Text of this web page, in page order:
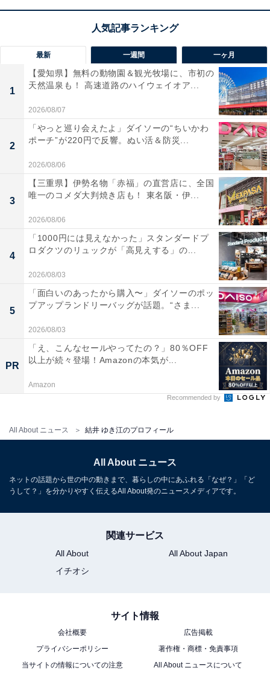
All About ニュース 結井 ゆき江のプロフィール
最新 一週間 一ヶ月
1
【愛知県】無料の動物園＆観光牧場に、市初の
天然温泉も！ 高速道路のハイウェイオア...
2026/08/07
2
「やっと巡り会えたよ」ダイソーの“ちいかわ
ポーチ”が220円で反響。ぬい活＆防災...
2026/08/06
3
【三重県】伊勢名物「赤福」の直営店に、全国
唯一のコメダ大判焼き店も！ 東名阪・伊...
2026/08/06
4
「1000円には見えなかった」スタンダードプ
ロダクツのリュックが「高見えする」の...
2026/08/03
5
「面白いのあったから購入〜」ダイソーのポッ
プアップランドリーバッグが話題。“さま...
2026/08/03
PR
「え、こんなセールやってたの？」80％OFF
以上が続々登場！Amazonの本気が...
Amazon
Recommended by
All About ニュース
ネットの話題から世の中の動きまで、暮らしの中にあふれる「なぜ？」「ど
うして？」を分かりやすく伝えるAll About発のニュースメディアです。
関連サービス
All About
All About Japan
イチオシ
サイト情報
会社概要
広告掲載
プライバシーポリシー
著作権・商標・免責事項
当サイトの情報についての注意
All About ニュースについて